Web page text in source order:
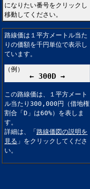
になりたい番号をクリックし
移動してください。
路線価は１平方メートル当た
りの価額を千円単位で表示し
ています。
（例）
← 300D →
この路線価は、１平方メート
ル当たり300,000円（借地権
割合「D」は60%）を表しま
す。
詳細は、「 路線価図の説明を
見る 」をクリックしてくださ
い。